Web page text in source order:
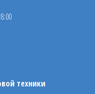
техники